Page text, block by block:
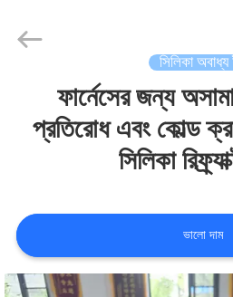
আমাদের
সম্পর্কে
সিলিকা
ফার্নেসের জন্য
প্রতিরোধ এবং কোল্ড
সিলিকা
ভালো দাম